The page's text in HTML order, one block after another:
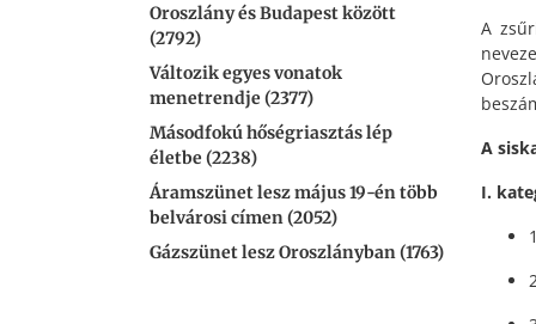
Oroszlány és Budapest között
(2792)
Változik egyes vonatok
menetrendje (2377)
Másodfokú hőségriasztás lép
életbe (2238)
Áramszünet lesz május 19-én több
belvárosi címen (2052)
Gázszünet lesz Oroszlányban (1763)
A
A
I.